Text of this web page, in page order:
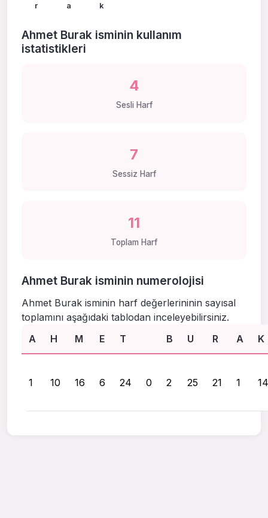
r a k
Ahmet Burak isminin kullanım
istatistikleri
4
Sesli Harf
7
Sessiz Harf
11
Toplam Harf
Ahmet Burak isminin numerolojisi
Ahmet Burak isminin harf değerlerininin sayısal
toplamını aşağıdaki tablodan inceleyebilirsiniz.
A
H M E T B U R A K
1 10 16 6 24 0 2 25 21 1 14